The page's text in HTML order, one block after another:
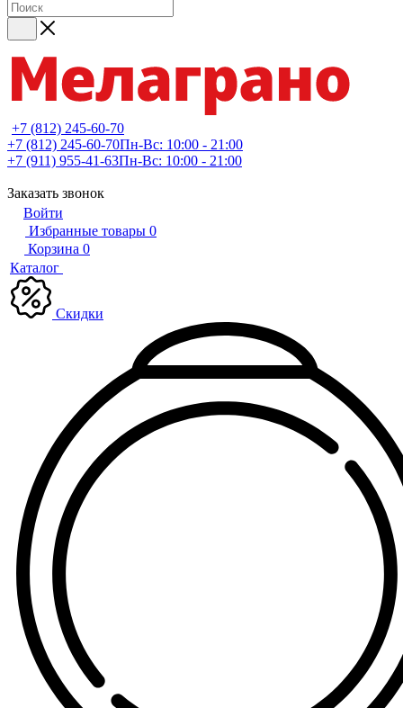
+7 (812) 245-60-70
+7 (812) 245-60-70Пн-Вс: 10:00 - 21:00
+7 (911) 955-41-63Пн-Вс: 10:00 - 21:00
Заказать звонок
Войти
Избранные товары 0
Корзина 0
Каталог
Скидки